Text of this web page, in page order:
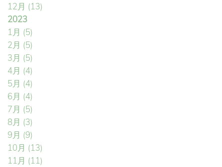
12月 (13)
2023
1月 (5)
2月 (5)
3月 (5)
4月 (4)
5月 (4)
6月 (4)
7月 (5)
8月 (3)
9月 (9)
10月 (13)
11月 (11)